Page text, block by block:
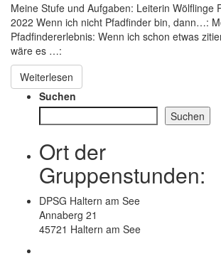
Meine Stufe und Aufgaben: Leiterin Wölflinge
2022 Wenn ich nicht Pfadfinder bin, dann…:
Pfadfindererlebnis: Wenn ich schon etwas
wäre es …:
Weiterlesen
Suchen
Suchen
Ort der
Gruppenstunden:
DPSG Haltern am See
Annaberg 21
45721 Haltern am See